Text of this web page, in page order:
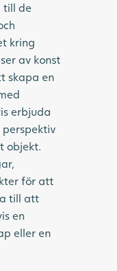
till de
kring
av konst
skapa en
erbjuda
perspektiv
objekt.
för att
till att
en
eller en